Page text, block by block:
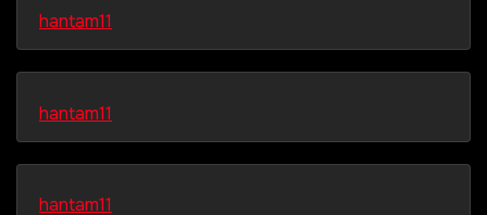
hantam11
hantam11
hantam11